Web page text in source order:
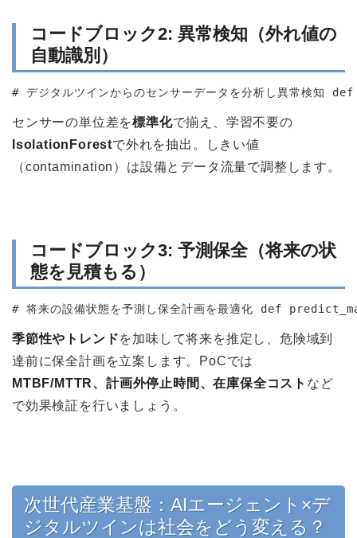
コードブロック2: 異常検知（外れ値の
自動識別）
# デジタルツインからのセンサーデータを分析し
センサーの単位差を標準化で揃え、学習不要の
IsolationForestで外れを抽出。しきい値
（contamination）は設備とデータ流量で調整します。
コードブロック3: 予測保全（将来の状
態を見積もる）
# 将来の設備状態を予測し保全計画を最適化 def
季節性やトレンドを加味して将来を推定し、危険域到
達前に保全計画を立案します。PoCでは
MTBF/MTTR、計画外停止時間、在庫保全コスト など
で効果検証を行いましょう。
次世代産業基盤：AIエージェント×デ
ジタルツインは社会をどう変える？